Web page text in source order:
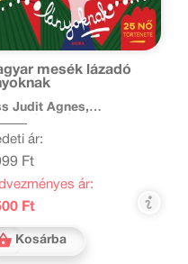
mesék lázadó
Judit Ágnes,
Mónika, Molnár
Rita, Szabó T.
Tóth Krisztina
ár:
Ft
ár:
Ft
Kosárba